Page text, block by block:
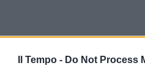
Il Tempo - Do Not Process